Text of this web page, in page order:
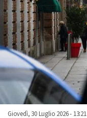
Giovedì, 30 Luglio 2026 - 13:21